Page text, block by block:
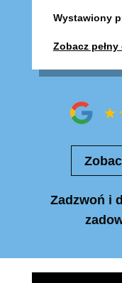
Wystawiony
Zobacz
Zadzwoń i